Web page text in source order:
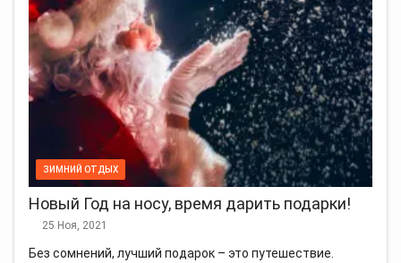
ЗИМНИЙ ОТДЫХ
Новый Год на носу, время дарить подарки!
25 Ноя, 2021
Без сомнений, лучший подарок – это путешествие.